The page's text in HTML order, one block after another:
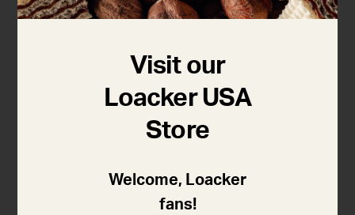
ミルクチョコレート
独特な柔らかいヘーゼルナッツの色ともいえる明るい
色合いのミルクチョコレート。クリームとキャラメ
ル、そして数種類の花から集められたハチミツの魅惑
的な味のハーモニーが絶妙です。
カカオ31％のミルクチョコレート
Visit our
Loacker USA
Store
Welcome, Loacker
fans!